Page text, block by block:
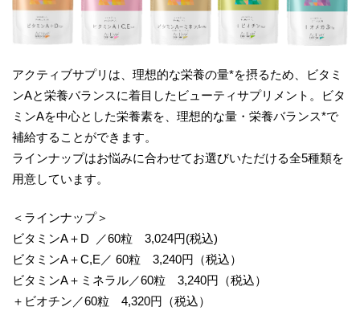
アクティブサプリは、理想的な栄養の量*を摂るため、ビタミ
ンAと栄養バランスに着目したビューティサプリメント。ビタ
ミンAを中心とした栄養素を、理想的な量・栄養バランス*で
補給することができます。
ラインナップはお悩みに合わせてお選びいただける全5種類を
用意しています。
＜ラインナップ＞
ビタミンA＋D ／60粒 3,024円(税込)
ビタミンA＋C,E／ 60粒 3,240円（税込）
ビタミンA＋ミネラル／60粒 3,240円（税込）
＋ビオチン／60粒 4,320円（税込）